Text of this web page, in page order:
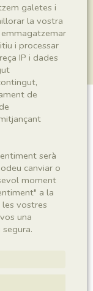
galetes i
la vostra
i processar
IP i dades
de
serà
canviar o
moment
a la
vostres
una